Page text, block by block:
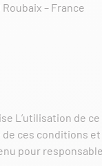
– France
L’utilisation de
ces conditions
pour